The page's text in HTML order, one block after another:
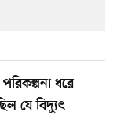
ধরে
যে বিদ্যুৎ